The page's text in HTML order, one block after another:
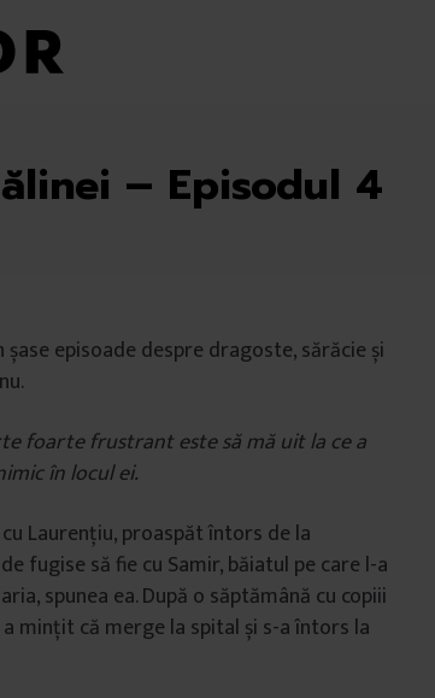
– Episodul 4
episoade despre dragoste, sărăcie și
foarte frustrant este să mă uit la ce a
în locul ei.
Laurențiu, proaspăt întors de la
fugise să fie cu Samir, băiatul pe care l-a
spunea ea. După o săptămână cu copiii
mințit că merge la spital și s-a întors la